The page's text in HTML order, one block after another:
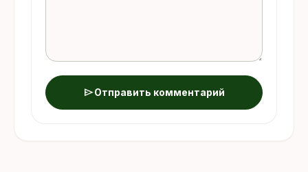
sendОтправить комментарий